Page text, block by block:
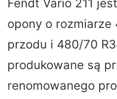
Fendt Vario 211
opony o rozmiarze
przodu i 480/70
produkowane są
renomowanego